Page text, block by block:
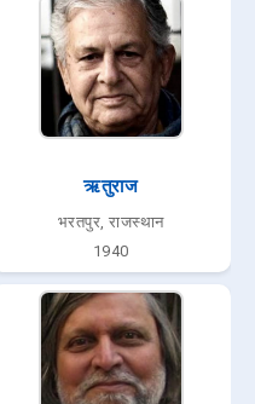
ऋतुराज
भरतपुर, राजस्थान
1940